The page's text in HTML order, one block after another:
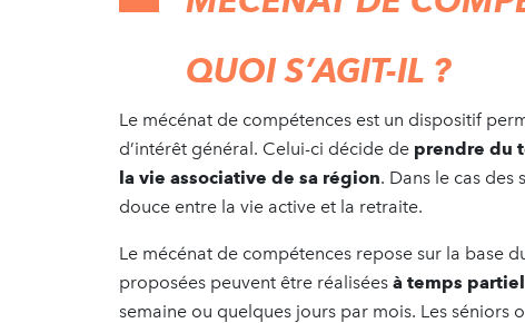
QUOI S’AGIT-IL ?
Le mécénat de compétences est un dispositif
d’intérêt général. Celui-ci décide de prendre du
la vie associative de sa région. Dans le cas des
douce entre la vie active et la retraite.
Le mécénat de compétences repose sur la base
proposées peuvent être réalisées à temps
semaine ou quelques jours par mois. Les séniors